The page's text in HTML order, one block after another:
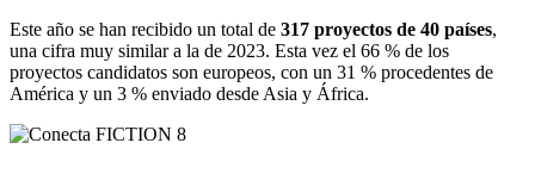
Este año se han recibido un total de 317 proyectos de 40 países,
una cifra muy similar a la de 2023. Esta vez el 66 % de los
proyectos candidatos son europeos, con un 31 % procedentes de
América y un 3 % enviado desde Asia y África.